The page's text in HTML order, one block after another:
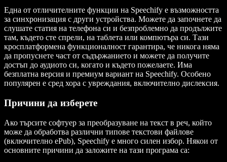
Една от отличителните функции на Speechify е възможността
за синхронизация с други устройства. Можете да започнете да
слушате статия на телефона си и безпроблемно да продължите
там, където сте спрели, на таблета или компютъра си. Тази
кросплатформена функционалност гарантира, че никога няма
да пропуснете част от съдържанието и можете да получите
достъп до аудиото си, когато и където пожелаете. Има
безплатна версия и премиум вариант на Speechify. Особено
популярен е сред хора с увреждания, включително дислексия.
Причини да изберете
Ако търсите софтуер за преобразуване на текст в реч, който
може да обработва различни типове текстови файлове
(включително ePub), Speechify е много силен избор. Някои от
основните причини да заложите на тази програма са: